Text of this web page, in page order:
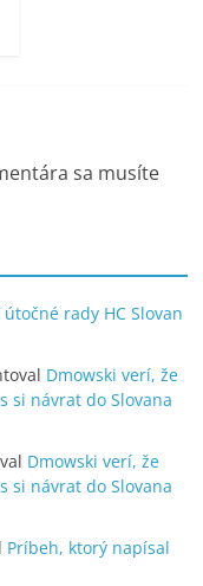
sa musíte
útočné rady HC Slovan
Dmowski verí, že
si návrat do Slovana
Dmowski verí, že
si návrat do Slovana
Príbeh, ktorý napísal